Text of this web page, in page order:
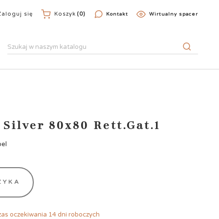
się Koszyk (0) Kontakt Wirtualny spacer
80x80 Rett.Gat.1
oczekiwania 14 dni roboczych